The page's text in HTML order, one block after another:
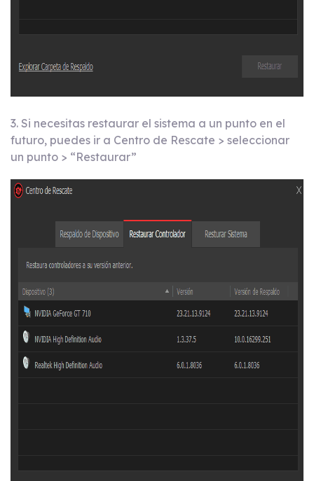
3. Si necesitas restaurar el sistema a un punto en el
futuro, puedes ir a Centro de Rescate > seleccionar
un punto > “Restaurar”